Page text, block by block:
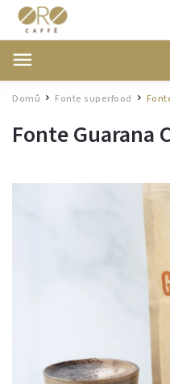
Domů / Fonte superfood
Fonte Guarana